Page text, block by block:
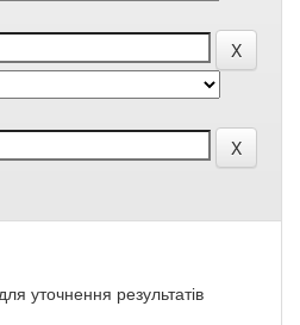
уточнення результатів